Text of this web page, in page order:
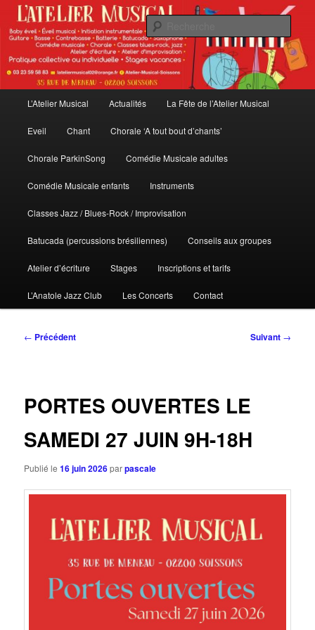
Aller
contenu
L'Atelier Musical
L’Atelier Musical Actualités La Fête de l’Atelier Musical
Eveil Chant Chorale ‘A tout bout d’chants’
Chorale ParkinSong Comédie Musicale adultes
Comédie Musicale enfants Instruments
Classes Jazz / Blues-Rock / Improvisation
Batucada (percussions brésiliennes) Conseils aux groupes
Atelier d’écriture Stages Inscriptions et tarifs
L’Anatole Jazz Club Les Concerts Contact
Navigation
← Précédent Suivant →
PORTES OUVERTES LE
SAMEDI 27 JUIN 9H-18H
Publié le16 juin 2026parpascale